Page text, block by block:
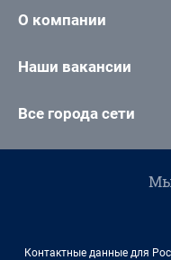
О компании
Наши вакансии
Все города сети
Мы
Контактные данные для